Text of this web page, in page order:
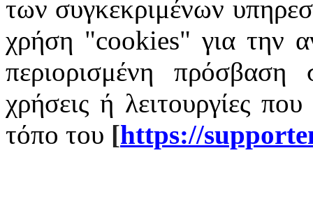
των συγκεκριμένων
χρήση "cookies" για την
περιορισμένη πρόσβαση
χρήσεις ή λειτουργίες
τόπο του [https://